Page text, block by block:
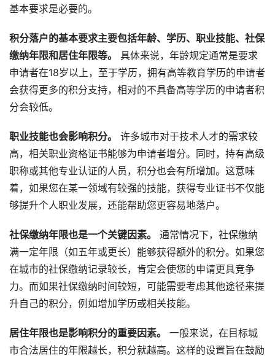
基本要求是必要的。
积分落户的基本要求主要包括年龄、学历、职业技能、社保
缴纳年限和居住年限等。
具体来说，年龄规定通常是要求
申请者在18岁以上，至于学历，拥有高等教育学历的申请者
会获得更多的积分支持，相对的不具备高等学历的申请者积
分会较低。
职业技能也会影响积分。
许多城市对于技术人才的需求较
高，相关职业资格证书能够为申请者增分。同时，持有高级
职称或其他专业认证的人员，积分也会有所增加。这意味
着，如果您在某一领域有较强的技能，获得专业证书不仅能
够提升个人职业发展，还能帮助您更容易地落户。
社保缴纳年限也是一个关键因素。
通常情况下，社保缴纳
满一定年限（如五年或更长）能够获得额外的积分。如果您
在城市的社保缴纳记录较长，肯定会使您的申请更具竞争
力。而如果社保缴纳时间较短，可能需要考虑其他途径来提
升自己的积分，例如增加学历或相关技能。
居住年限也是影响积分的重要因素。
一般来说，在目标城
市合法居住的年限越长，积分就越高。这样的设置旨在鼓励